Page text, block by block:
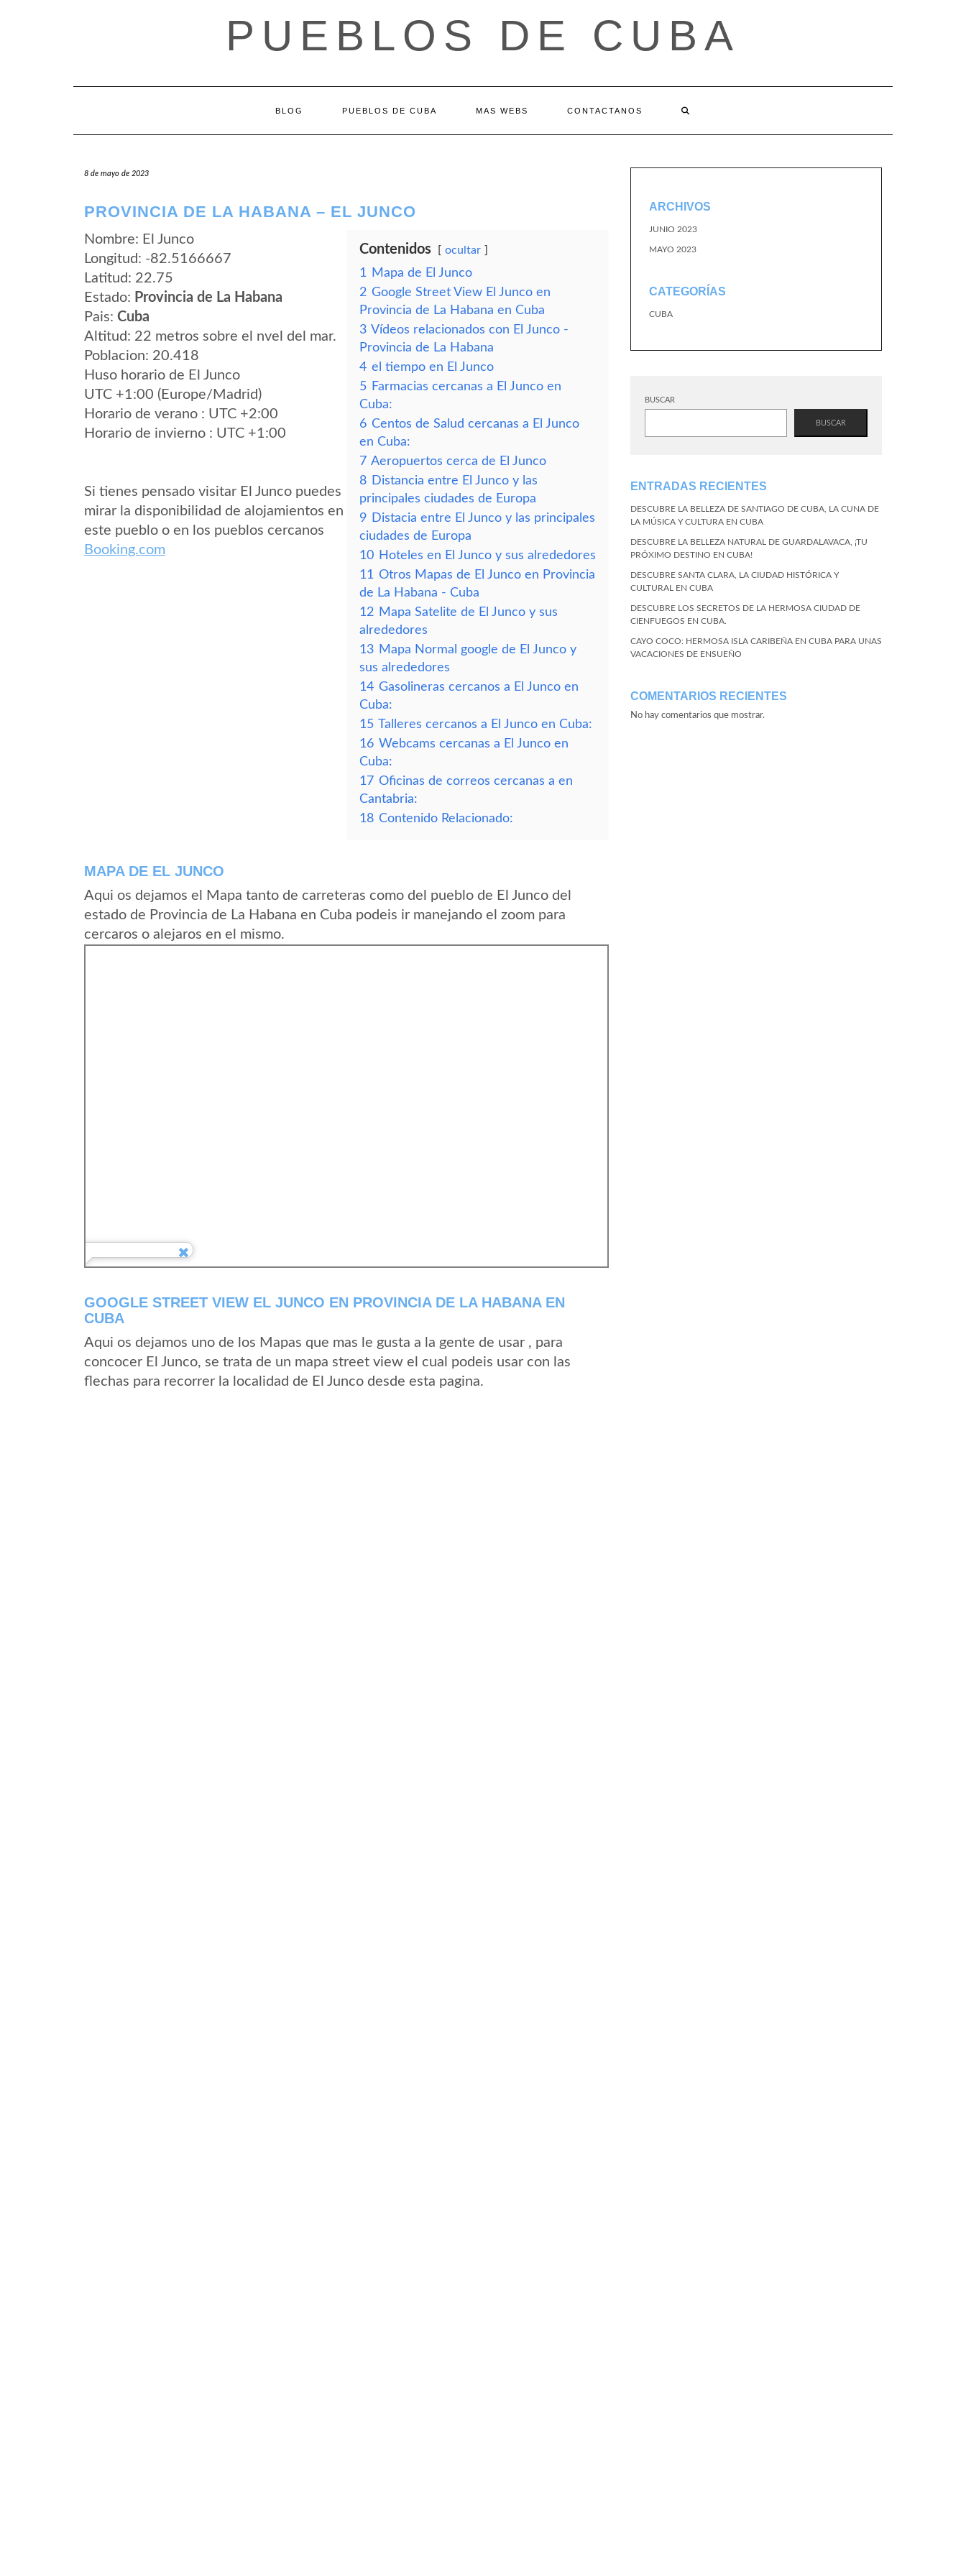
PUEBLOS DE CUBA
BLOG PUEBLOS DE CUBA MAS WEBS CONTACTANOS
8 de mayo de 2023
PROVINCIA DE LA HABANA – EL JUNCO
Nombre: El Junco
Longitud: -82.5166667
Latitud: 22.75
Estado: Provincia de La Habana
Pais: Cuba
Altitud: 22 metros sobre el nvel del mar.
Poblacion: 20.418
Huso horario de El Junco
UTC +1:00 (Europe/Madrid)
Horario de verano : UTC +2:00
Horario de invierno : UTC +1:00
Si tienes pensado visitar El Junco puedes
mirar la disponibilidad de alojamientos en
este pueblo o en los pueblos cercanos
Booking.com
Contenidos ocultar
1
Mapa de El Junco
2 Google Street View El Junco en
Provincia de La Habana en Cuba
3 Vídeos relacionados con El Junco -
Provincia de La Habana
4 el tiempo en El Junco
5 Farmacias cercanas a El Junco en
Cuba:
6 Centos de Salud cercanas a El Junco
en Cuba:
7 Aeropuertos cerca de El Junco
8 Distancia entre El Junco y las
principales ciudades de Europa
9 Distacia entre El Junco y las principales
ciudades de Europa
10 Hoteles en El Junco y sus alrededores
11 Otros Mapas de El Junco en Provincia
de La Habana - Cuba
12 Mapa Satelite de El Junco y sus
alrededores
13 Mapa Normal google de El Junco y
sus alrededores
14 Gasolineras cercanos a El Junco en
Cuba:
15 Talleres cercanos a El Junco en Cuba:
16 Webcams cercanas a El Junco en
Cuba:
17 Oficinas de correos cercanas a en
Cantabria:
18 Contenido Relacionado:
MAPA DE EL JUNCO
Aqui os dejamos el Mapa tanto de carreteras como del pueblo de El Junco del
estado de Provincia de La Habana en Cuba podeis ir manejando el zoom para
cercaros o alejaros en el mismo.
GOOGLE STREET VIEW EL JUNCO EN PROVINCIA DE LA HABANA EN
CUBA
Aqui os dejamos uno de los Mapas que mas le gusta a la gente de usar , para
concocer El Junco, se trata de un mapa street view el cual podeis usar con las
flechas para recorrer la localidad de El Junco desde esta pagina.
ARCHIVOS
JUNIO 2023
MAYO 2023
CATEGORÍAS
CUBA
BUSCAR
BUSCAR
ENTRADAS RECIENTES
DESCUBRE LA BELLEZA DE SANTIAGO DE CUBA, LA CUNA DE
LA MÚSICA Y CULTURA EN CUBA
DESCUBRE LA BELLEZA NATURAL DE GUARDALAVACA, ¡TU
PRÓXIMO DESTINO EN CUBA!
DESCUBRE SANTA CLARA, LA CIUDAD HISTÓRICA Y
CULTURAL EN CUBA
DESCUBRE LOS SECRETOS DE LA HERMOSA CIUDAD DE
CIENFUEGOS EN CUBA.
CAYO COCO: HERMOSA ISLA CARIBEÑA EN CUBA PARA UNAS
VACACIONES DE ENSUEÑO
COMENTARIOS RECIENTES
No hay comentarios que mostrar.